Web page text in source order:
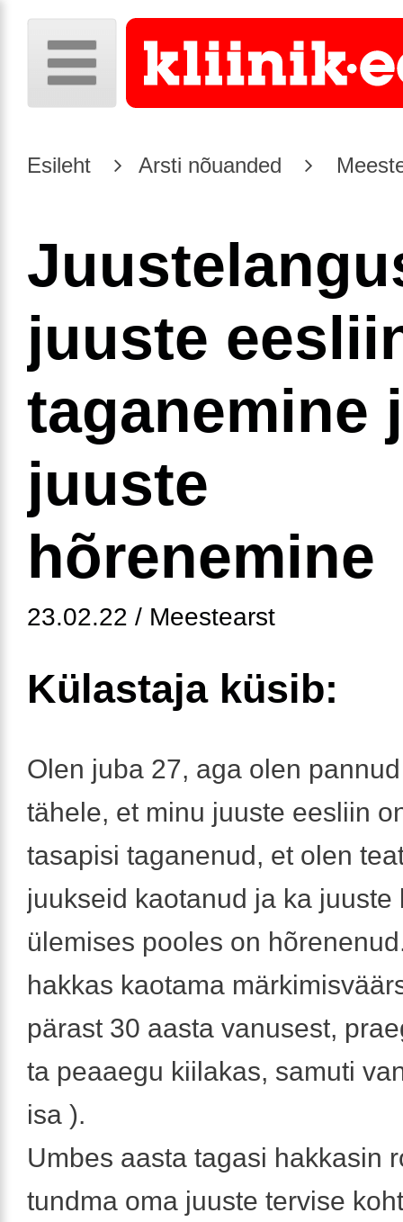
Esileht Arsti nõuanded
juuste
taganemine
juuste
hõrenemine
23.02.22 / Meestearst
Külastaja küsib:
Olen juba 27, aga olen
tähele, et minu juuste eesliin
tasapisi taganenud, et olen
juukseid kaotanud ja ka juuste
ülemises pooles on
hakkas kaotama
pärast 30 aasta vanusest,
ta peaaegu kiilakas, samuti
isa ).
Umbes aasta tagasi hakkasin
tundma oma juuste tervise